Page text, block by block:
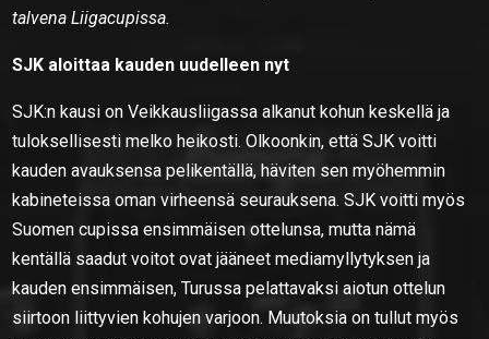
talvena Liigacupissa.
SJK aloittaa kauden uudelleen nyt
SJK:n kausi on Veikkausliigassa alkanut kohun keskellä ja
tuloksellisesti melko heikosti. Olkoonkin, että SJK voitti
kauden avauksensa pelikentällä, häviten sen myöhemmin
kabineteissa oman virheensä seurauksena. SJK voitti myös
Suomen cupissa ensimmäisen ottelunsa, mutta nämä
kentällä saadut voitot ovat jääneet mediamyllytyksen ja
kauden ensimmäisen, Turussa pelattavaksi aiotun ottelun
siirtoon liittyvien kohujen varjoon. Muutoksia on tullut myös